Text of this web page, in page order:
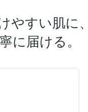
やすい肌に
に届ける。